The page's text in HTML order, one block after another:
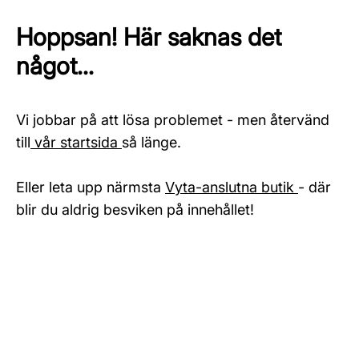
Hoppsan! Här saknas det
något...
Vi jobbar på att lösa problemet - men återvänd
till vår startsida så länge.
Eller leta upp närmsta Vyta-anslutna butik - där
blir du aldrig besviken på innehållet!